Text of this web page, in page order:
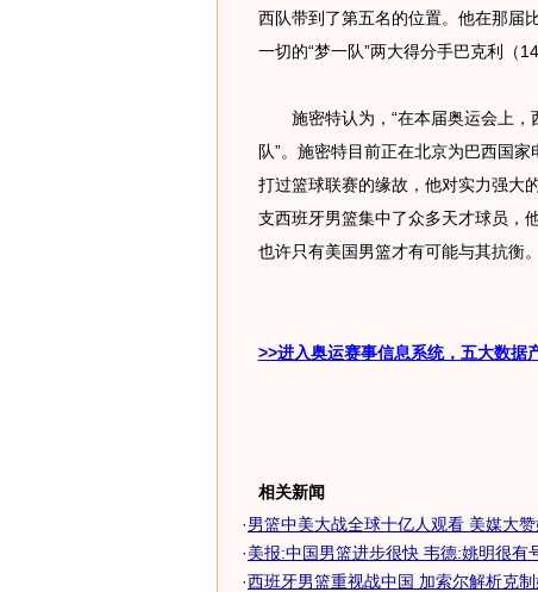
西队带到了第五名的位置。他在那届
一切的“梦一队”两大得分手巴克利（
施密特认为，“在本届奥运会上，
队”。施密特目前正在北京为巴西国
打过篮球联赛的缘故，他对实力强大
支西班牙男篮集中了众多天才球员，
也许只有美国男篮才有可能与其抗衡
>>进入奥运赛事信息系统，五大数据
相关新闻
·男篮中美大战全球十亿人观看 美媒大赞
·美报:中国男篮进步很快 韦德:姚明很有
·西班牙男篮重视战中国 加索尔解析克制